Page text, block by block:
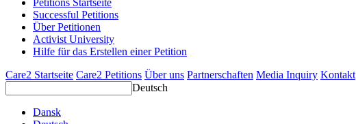
Petitions Startseite
Successful Petitions
Über Petitionen
Activist University
Hilfe für das Erstellen einer Petition
Care2 Startseite Care2 Petitions Über uns Partnerschaften Media Inquiry Kontakt
Deutsch
Dansk